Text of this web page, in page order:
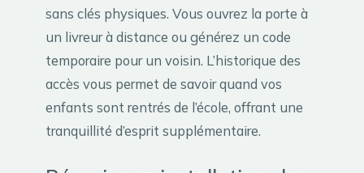
sans clés physiques. Vous ouvrez la porte à
un livreur à distance ou générez un code
temporaire pour un voisin. L’historique des
accès vous permet de savoir quand vos
enfants sont rentrés de l’école, offrant une
tranquillité d’esprit supplémentaire.